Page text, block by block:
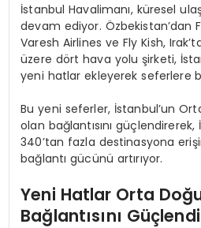
İstanbul Havalimanı, küresel
devam ediyor. Özbekistan’dan
Varesh Airlines ve Fly Kish,
üzere dört hava yolu şirketi,
yeni hatlar ekleyerek seferlere
Bu yeni seferler, İstanbul’un
olan bağlantısını güçlendirerek,
340’tan fazla destinasyona
bağlantı gücünü artırıyor.
Yeni Hatlar Orta
Bağlantısını